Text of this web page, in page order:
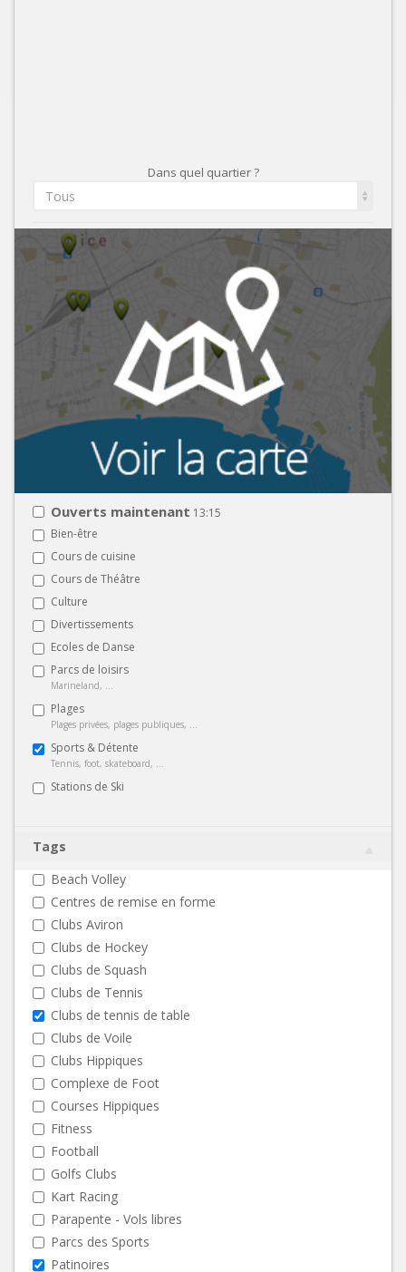
Dans quel quartier ?
Tous
Ouverts maintenant 13:15
Bien-être
Cours de cuisine
Cours de Théâtre
Culture
Divertissements
Ecoles de Danse
Parcs de loisirs
Marineland, ...
Plages
Plages privées, plages publiques, ...
Sports & Détente
Tennis, foot, skateboard, ...
Stations de Ski
Tags
Beach Volley
Centres de remise en forme
Clubs Aviron
Clubs de Hockey
Clubs de Squash
Clubs de Tennis
Clubs de tennis de table
Clubs de Voile
Clubs Hippiques
Complexe de Foot
Courses Hippiques
Fitness
Football
Golfs Clubs
Kart Racing
Parapente - Vols libres
Parcs des Sports
Patinoires